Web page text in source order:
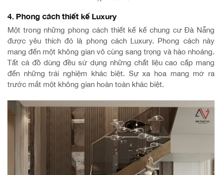
4. Phong cách thiết kế Luxury
Một trong những phong cách thiết kế kế chung cư Đà Nẵng
được yêu thích đó là phong cách Luxury. Phong cách này
mang đến một không gian vô cùng sang trọng và hào nhoáng.
Tất cả đồ dùng đều sử dụng những chất liệu cao cấp mang
đến những trải nghiệm khác biệt. Sự xa hoa mang mở ra
trước mắt một không gian hoàn toàn khác biệt.